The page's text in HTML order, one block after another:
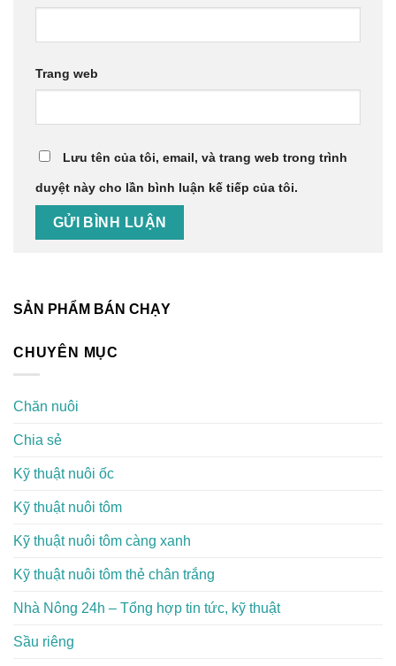
Trang web
Lưu tên của tôi, email, và trang web trong trình
duyệt này cho lần bình luận kế tiếp của tôi.
SẢN PHẨM BÁN CHẠY
CHUYÊN MỤC
Chăn nuôi
Chia sẻ
Kỹ thuật nuôi ốc
Kỹ thuật nuôi tôm
Kỹ thuật nuôi tôm càng xanh
Kỹ thuật nuôi tôm thẻ chân trắng
Nhà Nông 24h – Tổng hợp tin tức, kỹ thuật
Sầu riêng